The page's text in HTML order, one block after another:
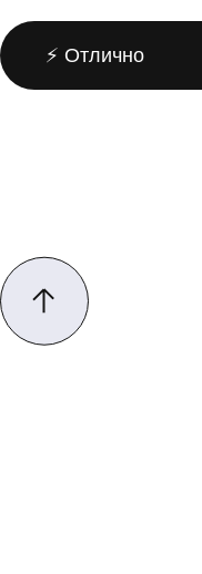
⚡️ Отлично